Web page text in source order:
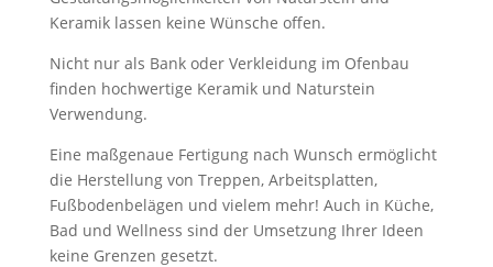
Keramik lassen keine Wünsche offen.
Nicht nur als Bank oder Verkleidung im Ofenbau
finden hochwertige Keramik und Naturstein
Verwendung.
Eine maßgenaue Fertigung nach Wunsch ermöglicht
die Herstellung von Treppen, Arbeitsplatten,
Fußbodenbelägen und vielem mehr! Auch in Küche,
Bad und Wellness sind der Umsetzung Ihrer Ideen
keine Grenzen gesetzt.